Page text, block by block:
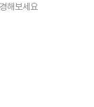
해보세요